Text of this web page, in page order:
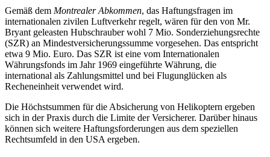
Gemäß dem Montrealer Abkommen, das Haftungsfragen im
internationalen zivilen Luftverkehr regelt, wären für den von Mr.
Bryant geleasten Hubschrauber wohl 7 Mio. Sonderziehungsrechte
(SZR) an Mindestversicherungssumme vorgesehen. Das entspricht
etwa 9 Mio. Euro. Das SZR ist eine vom Internationalen
Währungsfonds im Jahr 1969 eingeführte Währung, die
international als Zahlungsmittel und bei Flugunglücken als
Recheneinheit verwendet wird.
Die Höchstsummen für die Absicherung von Helikoptern ergeben
sich in der Praxis durch die Limite der Versicherer. Darüber hinaus
können sich weitere Haftungsforderungen aus dem speziellen
Rechtsumfeld in den USA ergeben.